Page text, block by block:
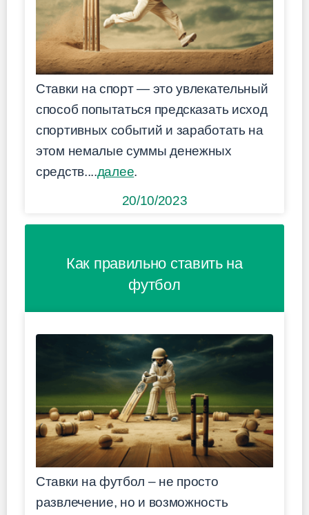
Ставки на спорт — это увлекательный
способ попытаться предсказать исход
спортивных событий и заработать на
этом немалые суммы денежных
средств....далее.
20/10/2023
Как правильно ставить на
футбол
Ставки на футбол – не просто
развлечение, но и возможность